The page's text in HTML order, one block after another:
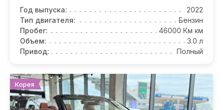
Год выпуска:
2022
Тип двигателя:
Бензин
Пробег:
46000 Км км
Объем:
3.0 л
Привод:
Полный
Корея